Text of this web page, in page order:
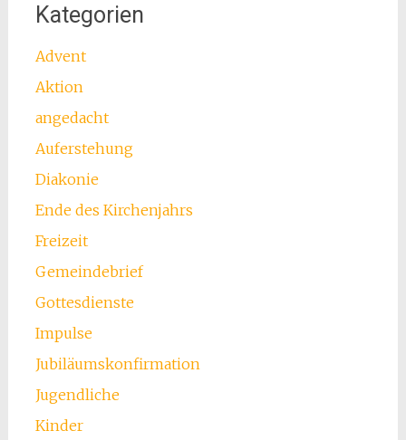
Kategorien
Advent
Aktion
angedacht
Auferstehung
Diakonie
Ende des Kirchenjahrs
Freizeit
Gemeindebrief
Gottesdienste
Impulse
Jubiläumskonfirmation
Jugendliche
Kinder